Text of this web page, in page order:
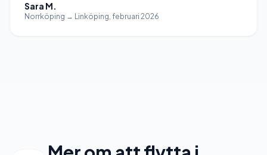
Sara M.
Norrköping → Linköping, februari 2026